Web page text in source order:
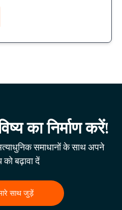
का निर्माण करें!
समाधानों के साथ अपने
को बढ़ावा दें
साथ जुड़ें